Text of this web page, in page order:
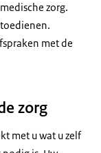
zorg.
met de
zorg
met u wat u zelf